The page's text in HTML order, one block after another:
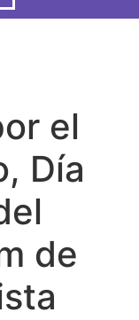
el
Día
de